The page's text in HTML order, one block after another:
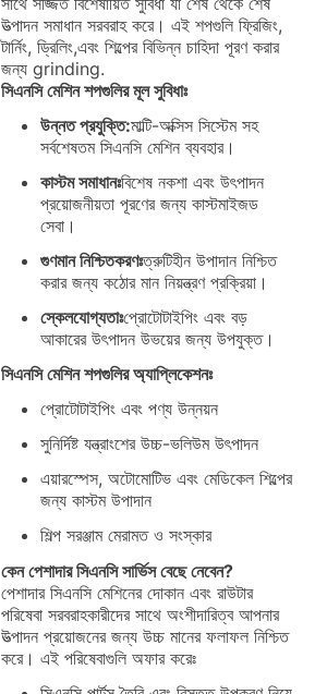
উত্পাদন সমাধান সরবরাহ করে। এই শপগুলি ফ্রিজিং,
টার্নিং, ড্রিলিং,এবং শিল্পের বিভিন্ন চাহিদা পূরণ করার
জন্য grinding.
সিএনসি মেশিন শপগুলির মূল সুবিধাঃ
উন্নত প্রযুক্তি:মাল্টি-অক্সিস সিস্টেম সহ
সর্বশেষতম সিএনসি মেশিন ব্যবহার।
কাস্টম সমাধানঃবিশেষ নকশা এবং উৎপাদন
প্রয়োজনীয়তা পূরণের জন্য কাস্টমাইজড
সেবা।
গুণমান নিশ্চিতকরণঃত্রুটিহীন উপাদান নিশ্চিত
করার জন্য কঠোর মান নিয়ন্ত্রণ প্রক্রিয়া।
স্কেলযোগ্যতাঃপ্রোটোটাইপিং এবং বড়
আকারের উৎপাদন উভয়ের জন্য উপযুক্ত।
সিএনসি মেশিন শপগুলির অ্যাপ্লিকেশনঃ
প্রোটোটাইপিং এবং পণ্য উন্নয়ন
সুনির্দিষ্ট যন্ত্রাংশের উচ্চ-ভলিউম উৎপাদন
এয়ারস্পেস, অটোমোটিভ এবং মেডিকেল শিল্পের
জন্য কাস্টম উপাদান
শিল্প সরঞ্জাম মেরামত ও সংস্কার
কেন পেশাদার সিএনসি সার্ভিস বেছে নেবেন?
পেশাদার সিএনসি মেশিনের দোকান এবং রাউটার
পরিষেবা সরবরাহকারীদের সাথে অংশীদারিত্ব আপনার
উত্পাদন প্রয়োজনের জন্য উচ্চ মানের ফলাফল নিশ্চিত
করে। এই পরিষেবাগুলি অফার করেঃ